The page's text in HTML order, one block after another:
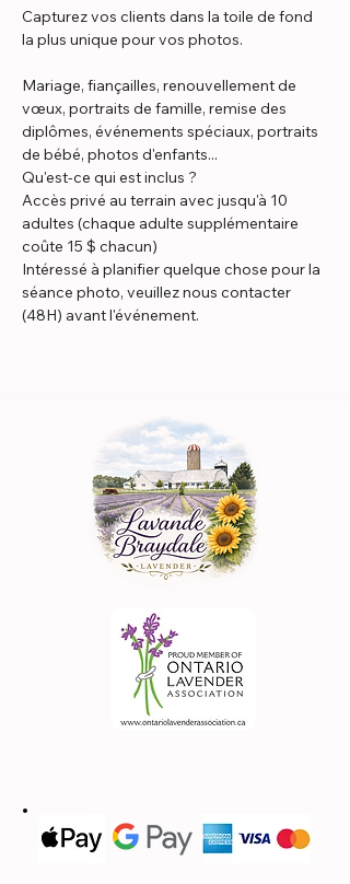
Capturez vos clients dans la toile de fond
la plus unique pour vos photos.
Mariage, fiançailles, renouvellement de
vœux, portraits de famille, remise des
diplômes, événements spéciaux, portraits
de bébé, photos d'enfants...
Qu'est-ce qui est inclus ?
Accès privé au terrain avec jusqu'à 10
adultes (chaque adulte supplémentaire
coûte 15 $ chacun)
Intéressé à planifier quelque chose pour la
séance photo, veuillez nous contacter
(48H) avant l'événement.